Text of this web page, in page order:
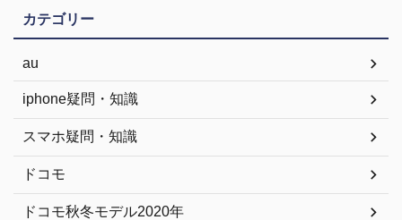
カテゴリー
au
iphone疑問・知識
スマホ疑問・知識
ドコモ
ドコモ秋冬モデル2020年